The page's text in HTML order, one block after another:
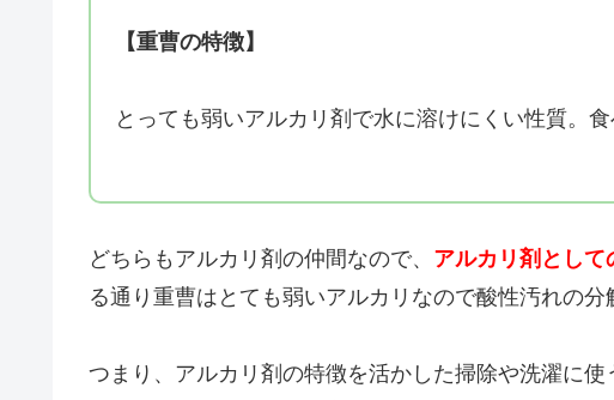
【重曹の特徴】
とっても弱いアルカリ剤で水に溶けにくい性質。
どちらもアルカリ剤の仲間なので、 アルカリ剤として
る通り重曹はとても弱いアルカリなので酸性汚れの分
つまり、アルカリ剤の特徴を活かした掃除や洗濯に